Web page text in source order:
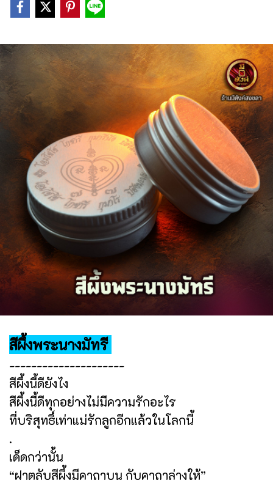
สีผึ้งพระนางมัทรี
---------------------
สีผึ้งนี้ดียังไง
สีผึ้งนี้ดีทุกอย่างไม่มีความรักอะไร
ที่บริสุทธิ์เท่าแม่รักลูกอีกแล้วในโลกนี้
.
เด็ดกว่านั้น
“ฝาตลับสีผึ้งมีคาถาบน กับคาถาล่างให้”